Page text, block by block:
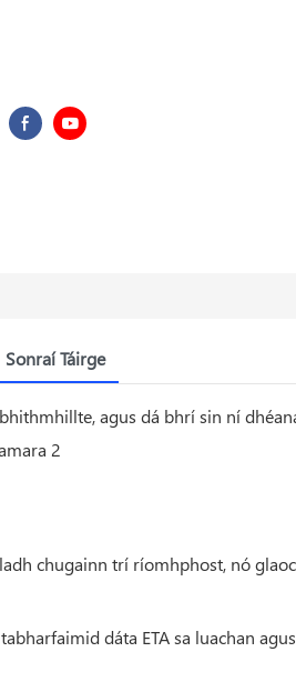
Sonraí Táirge
agus dá bhrí sin ní
chugainn trí ríomhphost, nó
dáta ETA sa luachan